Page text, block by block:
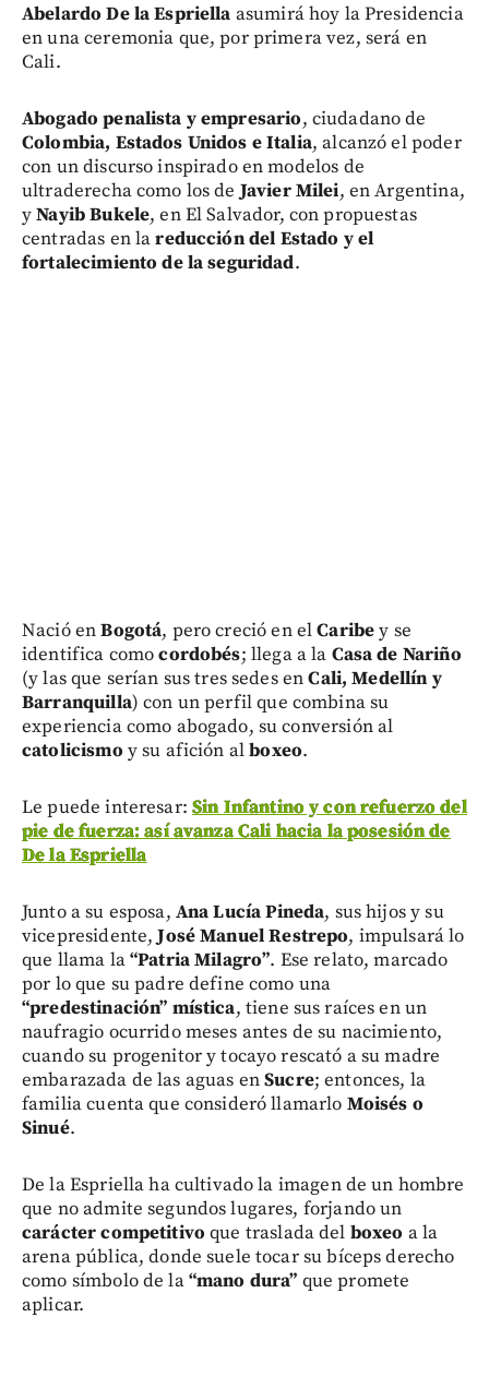
Abelardo De la Espriella asumirá hoy la Presidencia
en una ceremonia que, por primera vez, será en
Cali.
Abogado penalista y empresario, ciudadano de
Colombia, Estados Unidos e Italia, alcanzó el poder
con un discurso inspirado en modelos de
ultraderecha como los deJavier Milei, en Argentina,
yNayib Bukele, en El Salvador, con propuestas
centradas en lareducción del Estado y el
fortalecimiento de la seguridad.
Nació enBogotá, pero creció en elCaribey se
identifica comocordobés; llega a la Casa de Nariño
(y las que serían sus tres sedes enCali, Medellín y
Barranquilla) con un perfil que combina su
experiencia como abogado, su conversión al
catolicismo y su afición alboxeo.
Le puede interesar: Sin Infantino y con refuerzo del
pie de fuerza: así avanza Cali hacia la posesión de
De la Espriella
Junto a su esposa, Ana Lucía Pineda, sus hijos y su
vicepresidente,José Manuel Restrepo, impulsará lo
que llama la“Patria Milagro”. Ese relato, marcado
por lo que su padre define como una
“predestinación” mística, tiene sus raíces en un
naufragio ocurrido meses antes de su nacimiento,
cuando su progenitor y tocayo rescató a su madre
embarazada de las aguas enSucre; entonces, la
familia cuenta que consideró llamarlo Moisés o
Sinué.
De la Espriella ha cultivado la imagen de un hombre
que no admite segundos lugares, forjando un
carácter competitivo que traslada del boxeo a la
arena pública, donde suele tocar su bíceps derecho
como símbolo de la“mano dura” que promete
aplicar.